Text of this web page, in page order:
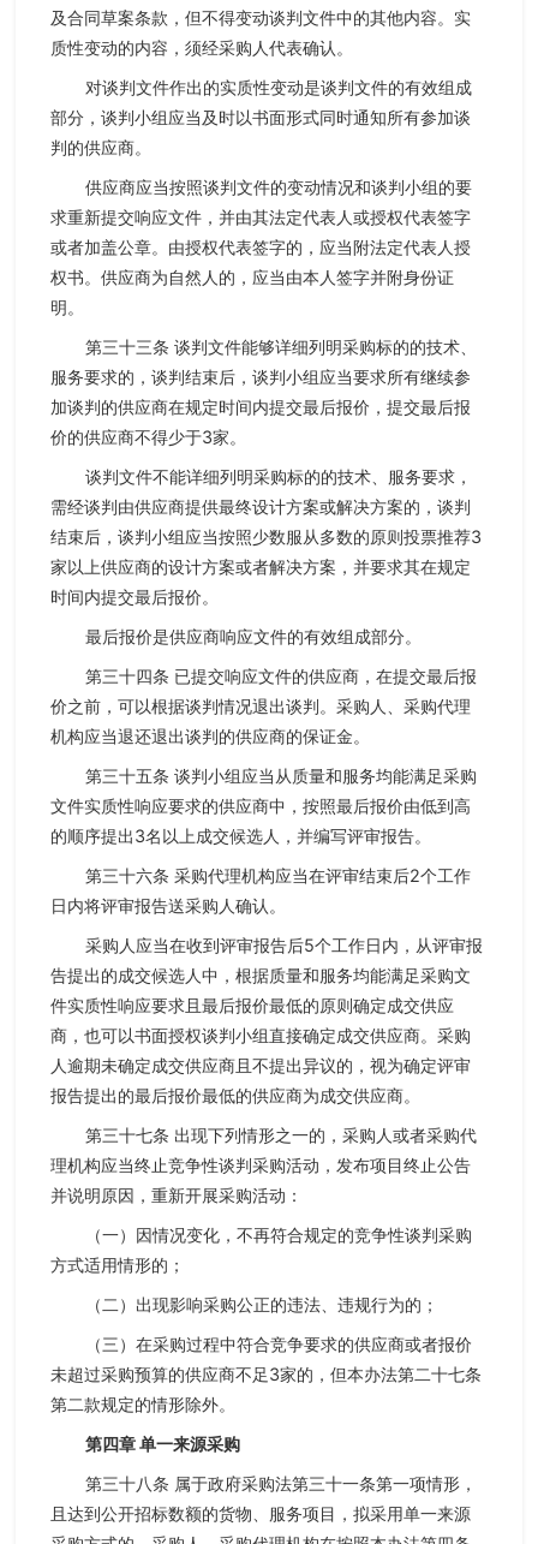
及合同草案条款，但不得变动谈判文件中的其他内容。实
质性变动的内容，须经采购人代表确认。
对谈判文件作出的实质性变动是谈判文件的有效组成
部分，谈判小组应当及时以书面形式同时通知所有参加谈
判的供应商。
供应商应当按照谈判文件的变动情况和谈判小组的要
求重新提交响应文件，并由其法定代表人或授权代表签字
或者加盖公章。由授权代表签字的，应当附法定代表人授
权书。供应商为自然人的，应当由本人签字并附身份证
明。
第三十三条 谈判文件能够详细列明采购标的的技术、
服务要求的，谈判结束后，谈判小组应当要求所有继续参
加谈判的供应商在规定时间内提交最后报价，提交最后报
价的供应商不得少于3家。
谈判文件不能详细列明采购标的的技术、服务要求，
需经谈判由供应商提供最终设计方案或解决方案的，谈判
结束后，谈判小组应当按照少数服从多数的原则投票推荐3
家以上供应商的设计方案或者解决方案，并要求其在规定
时间内提交最后报价。
最后报价是供应商响应文件的有效组成部分。
第三十四条 已提交响应文件的供应商，在提交最后报
价之前，可以根据谈判情况退出谈判。采购人、采购代理
机构应当退还退出谈判的供应商的保证金。
第三十五条 谈判小组应当从质量和服务均能满足采购
文件实质性响应要求的供应商中，按照最后报价由低到高
的顺序提出3名以上成交候选人，并编写评审报告。
第三十六条 采购代理机构应当在评审结束后2个工作
日内将评审报告送采购人确认。
采购人应当在收到评审报告后5个工作日内，从评审报
告提出的成交候选人中，根据质量和服务均能满足采购文
件实质性响应要求且最后报价最低的原则确定成交供应
商，也可以书面授权谈判小组直接确定成交供应商。采购
人逾期未确定成交供应商且不提出异议的，视为确定评审
报告提出的最后报价最低的供应商为成交供应商。
第三十七条 出现下列情形之一的，采购人或者采购代
理机构应当终止竞争性谈判采购活动，发布项目终止公告
并说明原因，重新开展采购活动：
（一）因情况变化，不再符合规定的竞争性谈判采购
方式适用情形的；
（二）出现影响采购公正的违法、违规行为的；
（三）在采购过程中符合竞争要求的供应商或者报价
未超过采购预算的供应商不足3家的，但本办法第二十七条
第二款规定的情形除外。
第四章 单一来源采购
第三十八条 属于政府采购法第三十一条第一项情形，
且达到公开招标数额的货物、服务项目，拟采用单一来源